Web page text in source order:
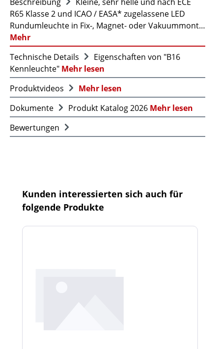
R65 Klasse 2 und ICAO / EASA* zugelassene LED
Rundumleuchte in Fix-, Magnet- oder Vakuummont…
Mehr
Technische Details
Eigenschaften von "B16
Kennleuchte" Mehr lesen
Produktvideos
Mehr lesen
Dokumente
Produkt Katalog 2026 Mehr lesen
Bewertungen
Produktgalerie überspringen
Kunden interessierten sich auch für
folgende Produkte